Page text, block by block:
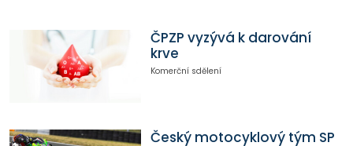
ČPZP vyzývá k darování
krve
Komerční sdělení
Český motocyklový tým SP